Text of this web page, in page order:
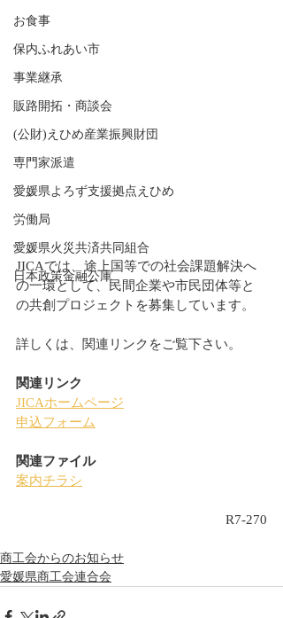
お食事
保内ふれあい市
事業継承
販路開拓・商談会
(公財)えひめ産業振興財団
専門家派遣
愛媛県よろず支援拠点えひめ
労働局
愛媛県火災共済共同組合
日本政策金融公庫
JICAでは、途上国等での社会課題解決へ
の一環として、民間企業や市民団体等と
の共創プロジェクトを募集しています。
詳しくは、関連リンクをご覧下さい。
関連リンク
JICAホームページ
申込フォーム
関連ファイル
案内チラシ
R7-270
商工会からのお知らせ
愛媛県商工会連合会